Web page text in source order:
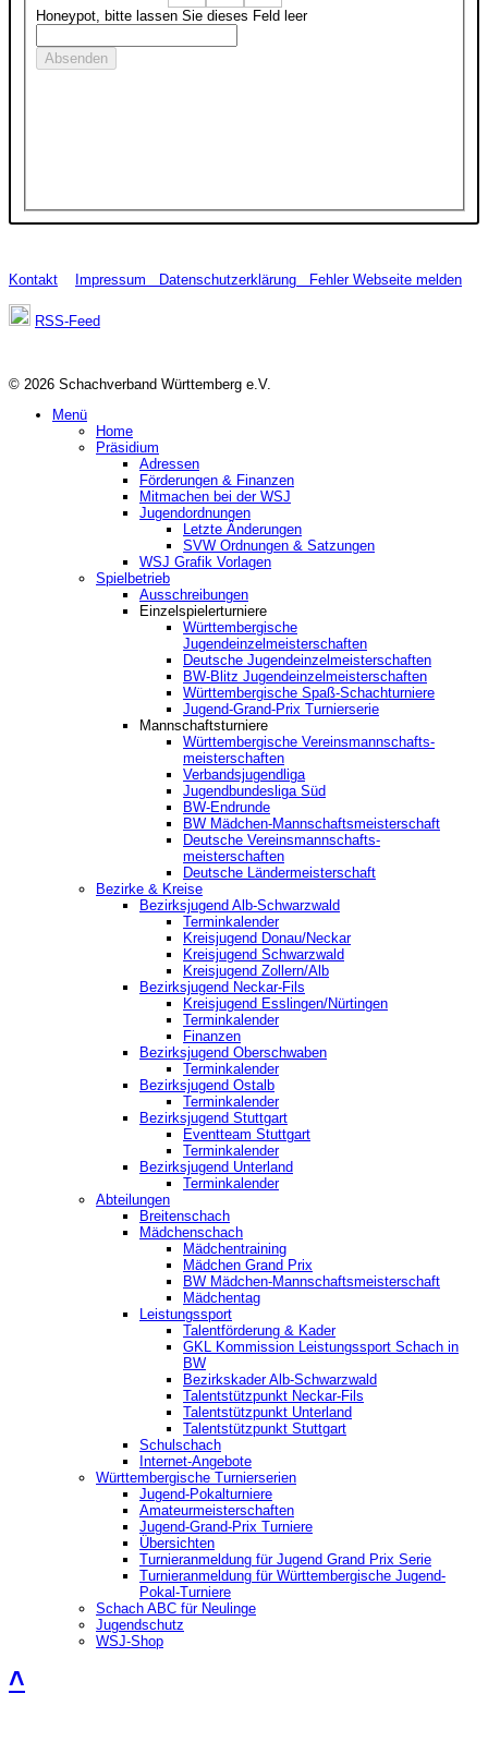
Honeypot, bitte lassen Sie dieses Feld leer
Kontakt Impressum Datenschutzerklärung Fehler Webseite melden
RSS-Feed
© 2026 Schachverband Württemberg e.V.
Menü
Home
Präsidium
Adressen
Förderungen & Finanzen
Mitmachen bei der WSJ
Jugendordnungen
Letzte Änderungen
SVW Ordnungen & Satzungen
WSJ Grafik Vorlagen
Spielbetrieb
Ausschreibungen
Einzelspielerturniere
Württembergische
Jugendeinzelmeisterschaften
Deutsche Jugendeinzelmeisterschaften
BW-Blitz Jugendeinzelmeisterschaften
Württembergische Spaß-Schachturniere
Jugend-Grand-Prix Turnierserie
Mannschaftsturniere
Württembergische Vereinsmannschafts-
meisterschaften
Verbandsjugendliga
Jugendbundesliga Süd
BW-Endrunde
BW Mädchen-Mannschaftsmeisterschaft
Deutsche Vereinsmannschafts-
meisterschaften
Deutsche Ländermeisterschaft
Bezirke & Kreise
Bezirksjugend Alb-Schwarzwald
Terminkalender
Kreisjugend Donau/Neckar
Kreisjugend Schwarzwald
Kreisjugend Zollern/Alb
Bezirksjugend Neckar-Fils
Kreisjugend ‎Esslingen/Nürtingen
Terminkalender
Finanzen
Bezirksjugend Oberschwaben
Terminkalender
Bezirksjugend Ostalb
Terminkalender
Bezirksjugend Stuttgart
‎Eventteam Stuttgart
Terminkalender
Bezirksjugend Unterland
Terminkalender
Abteilungen
Breitenschach
Mädchenschach
Mädchentraining
Mädchen Grand Prix
BW Mädchen-Mannschaftsmeisterschaft
Mädchentag
Leistungssport
Talentförderung & Kader
GKL Kommission Leistungssport Schach in
BW
Bezirkskader Alb-Schwarzwald
Talentstützpunkt Neckar-Fils
Talentstützpunkt Unterland
Talentstützpunkt Stuttgart
Schulschach
Internet-Angebote
Württembergische Turnierserien
Jugend-Pokalturniere
Amateurmeisterschaften
Jugend-Grand-Prix Turniere
Übersichten
Turnieranmeldung für Jugend Grand Prix Serie
Turnieranmeldung für Württembergische Jugend-
Pokal-Turniere
Schach ABC für Neulinge
Jugendschutz
WSJ-Shop
˄